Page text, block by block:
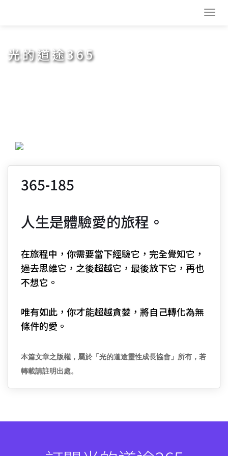
光的道途365
365-185
人生是體驗愛的旅程。
在旅程中，你需要當下經驗它，完全覺知它，
過去思維它，之後超越它，最後放下它，再也
不想它。
唯有如此，你才能超越貪婪，將自己轉化為無
條件的愛。
本篇文章之版權，屬於「光的道途靈性成長協會」所有，若
轉載請註明出處。